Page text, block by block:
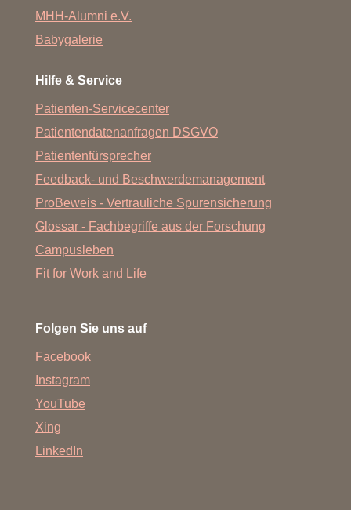
MHH-Alumni e.V.
Babygalerie
Hilfe & Service
Patienten-Servicecenter
Patientendatenanfragen DSGVO
Patientenfürsprecher
Feedback- und Beschwerdemanagement
ProBeweis - Vertrauliche Spurensicherung
Glossar - Fachbegriffe aus der Forschung
Campusleben
Fit for Work and Life
Folgen Sie uns auf
Facebook
Instagram
YouTube
Xing
LinkedIn